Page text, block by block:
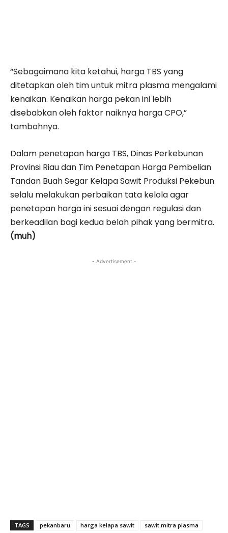
“Sebagaimana kita ketahui, harga TBS yang
ditetapkan oleh tim untuk mitra plasma mengalami
kenaikan. Kenaikan harga pekan ini lebih
disebabkan oleh faktor naiknya harga CPO,”
tambahnya.
Dalam penetapan harga TBS, Dinas Perkebunan
Provinsi Riau dan Tim Penetapan Harga Pembelian
Tandan Buah Segar Kelapa Sawit Produksi Pekebun
selalu melakukan perbaikan tata kelola agar
penetapan harga ini sesuai dengan regulasi dan
berkeadilan bagi kedua belah pihak yang bermitra.
(muh)
- Advertisement -
TAGS pekanbaru harga kelapa sawit
sawit mitra plasma